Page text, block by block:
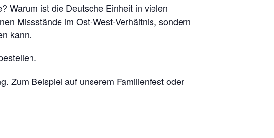
Warum ist die Deutsche Einheit in vielen
Missstände im Ost-West-Verhältnis, sondern
kann.
Zum Beispiel auf unserem Familienfest oder